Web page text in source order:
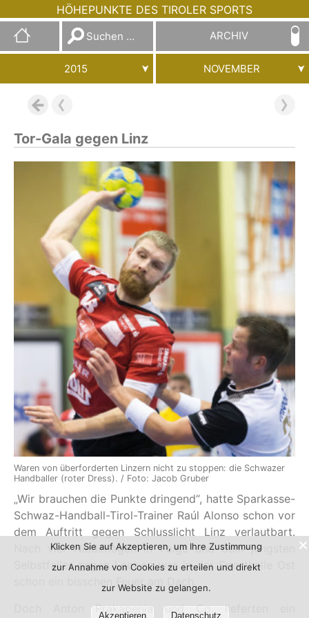
HÖHEPUNKTE DES TIROLER SPORTS
Suchen
nach:
ARCHIV
2015 NOVEMBER
Tor-Gala gegen Linz
Waren von überforderten Linzern nicht zu stoppen: die Schwazer
Handballer (roter Dress). / Foto: Jacob Gruber
„Wir brauchen die Punkte dringend“, hatte Sparkasse-
Schwaz-Handball-Tirol-Trainer Raúl Alonso schon vor
dem Auftritt gegen Schlusslicht Linz verlautbart.
Nach vier Niederlagen in Folge und dem jüngsten
Selbstfaller gegen Leoben war in der Sporthalle Ost
schon ein bisschen Feuer am Dach.
Doch Anton Prakapenia und Co. lieferten ein
Klicken Sie auf Akzeptieren, um Ihre Zustimmung
zur Annahme von Cookies zu erteilen und direkt
zur Website zu gelangen.
Akzeptieren Datenschutz